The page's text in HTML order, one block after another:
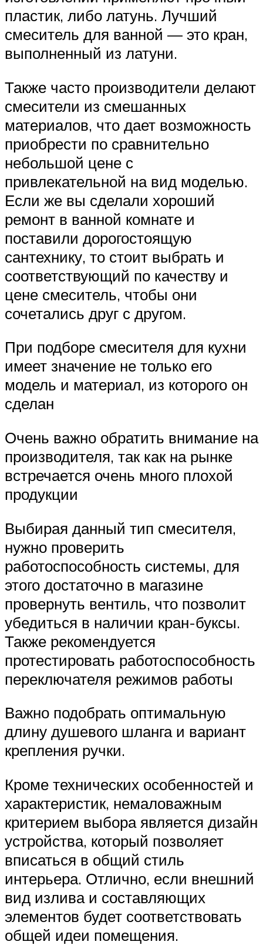
пластик, либо латунь. Лучший
смеситель для ванной — это кран,
выполненный из латуни.
Также часто производители делают
смесители из смешанных
материалов, что дает возможность
приобрести по сравнительно
небольшой цене с
привлекательной на вид моделью.
Если же вы сделали хороший
ремонт в ванной комнате и
поставили дорогостоящую
сантехнику, то стоит выбрать и
соответствующий по качеству и
цене смеситель, чтобы они
сочетались друг с другом.
При подборе смесителя для кухни
имеет значение не только его
модель и материал, из которого он
сделан
Очень важно обратить внимание на
производителя, так как на рынке
встречается очень много плохой
продукции
Выбирая данный тип смесителя,
нужно проверить
работоспособность системы, для
этого достаточно в магазине
провернуть вентиль, что позволит
убедиться в наличии кран-буксы.
Также рекомендуется
протестировать работоспособность
переключателя режимов работы
Важно подобрать оптимальную
длину душевого шланга и вариант
крепления ручки.
Кроме технических особенностей и
характеристик, немаловажным
критерием выбора является дизайн
устройства, который позволяет
вписаться в общий стиль
интерьера. Отлично, если внешний
вид излива и составляющих
элементов будет соответствовать
общей идеи помещения.